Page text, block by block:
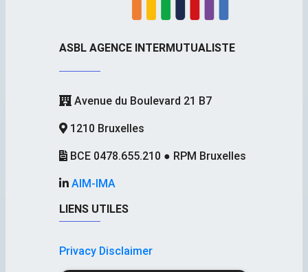
ASBL AGENCE INTERMUTUALISTE
Avenue du Boulevard 21 B7
1210 Bruxelles
BCE 0478.655.210 ● RPM Bruxelles
AIM-IMA
LIENS UTILES
Privacy Disclaimer